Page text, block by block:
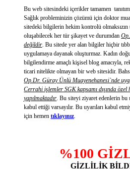
Bu web sitesindeki içerikler tamamen
Sağlık probleminizin çözümü için doktor
sitedeki bilgilerin hekim kontrolü olmaksızın
oluşabilecek her tür şikayet ve durumdan
değildir. Bu sitede yer alan bilgiler hiçbir
uygulamaya dayanak oluşturmaz. Kadın
bilgilendirme amaçlı kişisel blog amacıyla,
ticari nitelikte olmayan bir web sitesidir.
Op.Dr. Güray Ünlü Muayenehanesi`nde
Cerrahi işlemler SGK kapsamı dışında özel
yapılmaktadır. Bu siteyi ziyaret edenlerin bu
kabul ettiği varsayılır. Bu uyarıları kabul
için hemen tıklayınız.
%100
GİZLİLİK